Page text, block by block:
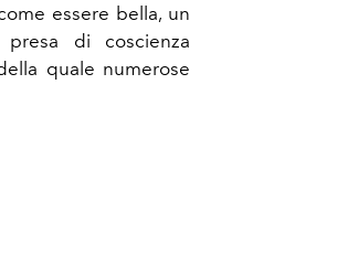
essere bella, un
di coscienza
quale numerose